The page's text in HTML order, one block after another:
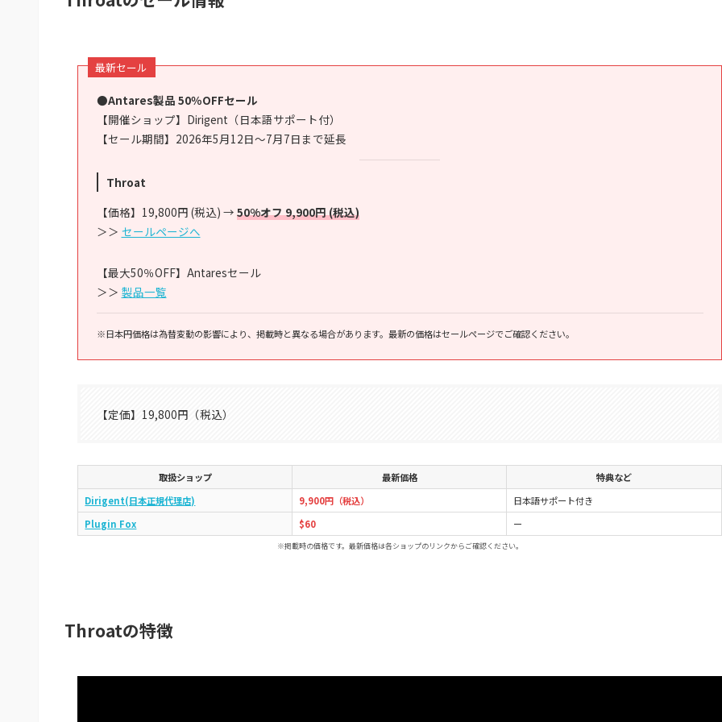
最新セール
●Antares製品 50％OFFセール
【開催ショップ】Dirigent（日本語サポート付）
【セール期間】2026年5月12日〜7月7日まで延長
Throat
【価格】19,800円 (税込) → 50%オフ 9,900円 (税込)
＞＞ セールページへ
【最大50％OFF】Antaresセール
＞＞ 製品一覧
※日本円価格は為替変動の影響により、掲載時と異なる場合があります。最新の価格はセールページでご確認ください。
【定価】19,800円（税込）
取扱ショップ 最新価格
特典など
Dirigent(日本正規代理店)
9,900円（税込）
日本語サポート付き
Plugin Fox
$60 ー
※掲載時の価格です。最新価格は各ショップのリンクからご確認ください。
Throatの特徴